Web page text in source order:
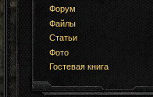
Форум
Файлы
Статьи
Фото
Гостевая книга